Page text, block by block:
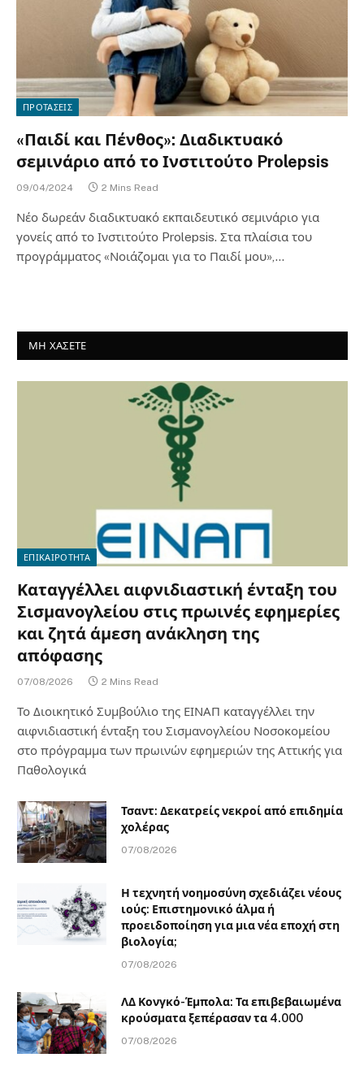
ΠΡΟΤΑΣΕΙΣ
«Παιδί και Πένθος»: Διαδικτυακό
σεμινάριο από το Ινστιτούτο Prolepsis
09/04/2024 2 Mins Read
Νέο δωρεάν διαδικτυακό εκπαιδευτικό σεμινάριο για
γονείς από το Ινστιτούτο Prolepsis. Στα πλαίσια του
προγράμματος «Νοιάζομαι για το Παιδί μου»,…
ΜΗ ΧΑΣΕΤΕ
ΕΠΙΚΑΙΡΟΤΗΤΑ
Καταγγέλλει αιφνιδιαστική ένταξη του
Σισμανογλείου στις πρωινές εφημερίες
και ζητά άμεση ανάκληση της
απόφασης
07/08/2026 2 Mins Read
Το Διοικητικό Συμβούλιο της ΕΙΝΑΠ καταγγέλλει την
αιφνιδιαστική ένταξη του Σισμανογλείου Νοσοκομείου
στο πρόγραμμα των πρωινών εφημεριών της Αττικής για
Παθολογικά
Τσαντ: Δεκατρείς νεκροί από επιδημία
χολέρας
07/08/2026
Η τεχνητή νοημοσύνη σχεδιάζει νέους
ιούς: Επιστημονικό άλμα ή
προειδοποίηση για μια νέα εποχή στη
βιολογία;
07/08/2026
ΛΔ Κονγκό-Έμπολα: Τα επιβεβαιωμένα
κρούσματα ξεπέρασαν τα 4.000
07/08/2026